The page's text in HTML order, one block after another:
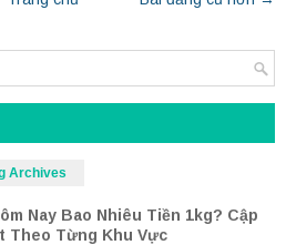
Archives
Nay Bao Nhiêu Tiền 1kg? Cập
Theo Từng Khu Vực